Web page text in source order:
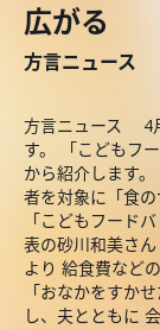
広がる
方言ニュース
方言ニュース 4
す。 「こどもフ
から紹介します
者を対象に「食
「こどもフード
表の砂川和美さ
より 給食費など
「おなかをすか
し、夫とともに